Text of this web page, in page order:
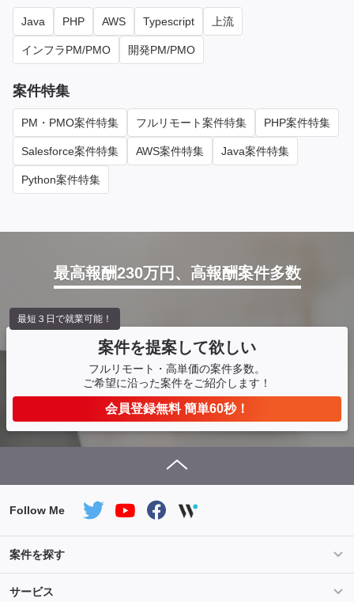
Java PHP AWS Typescript 上流
インフラPM/PMO 開発PM/PMO
案件特集
PM・PMO案件特集 フルリモート案件特集 PHP案件特集
Salesforce案件特集 AWS案件特集 Java案件特集
Python案件特集
最高報酬230万円、高報酬案件多数
案件を提案して欲しい
フルリモート・高単価の案件多数。
ご希望に沿った案件をご紹介します！
会員登録無料 簡単60秒！
最短３日で就業可能！
Follow Me
案件を探す
条件を指定して案件を探す
サービス